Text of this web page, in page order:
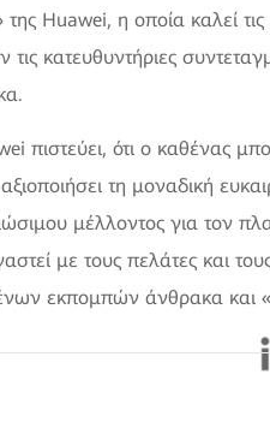
Huawei, η οποία καλεί
τις κατευθυντήριες
πιστεύει, ότι ο καθένας
τη μοναδική
μέλλοντος για τον
με τους πελάτες και
εκπομπών άνθρακα και